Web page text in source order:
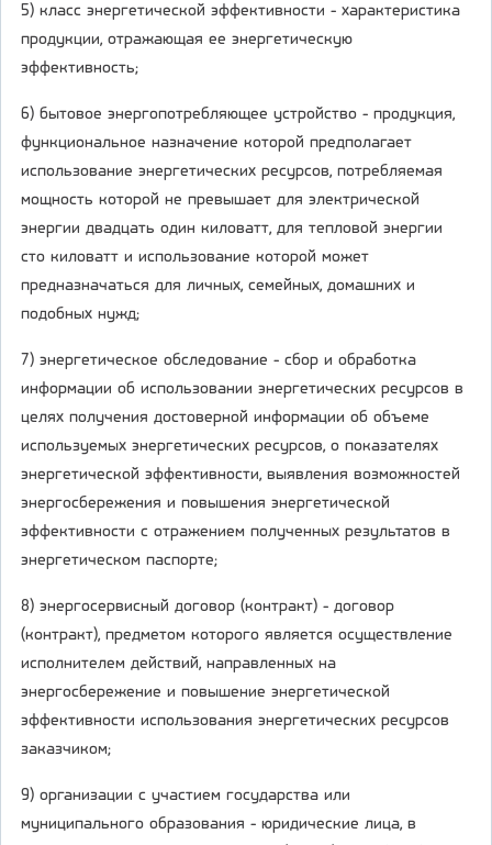
5) класс энергетической эффективности - характеристика
продукции, отражающая ее энергетическую
эффективность;
6) бытовое энергопотребляющее устройство - продукция,
функциональное назначение которой предполагает
использование энергетических ресурсов, потребляемая
мощность которой не превышает для электрической
энергии двадцать один киловатт, для тепловой энергии
сто киловатт и использование которой может
предназначаться для личных, семейных, домашних и
подобных нужд;
7) энергетическое обследование - сбор и обработка
информации об использовании энергетических ресурсов в
целях получения достоверной информации об объеме
используемых энергетических ресурсов, о показателях
энергетической эффективности, выявления возможностей
энергосбережения и повышения энергетической
эффективности с отражением полученных результатов в
энергетическом паспорте;
8) энергосервисный договор (контракт) - договор
(контракт), предметом которого является осуществление
исполнителем действий, направленных на
энергосбережение и повышение энергетической
эффективности использования энергетических ресурсов
заказчиком;
9) организации с участием государства или
муниципального образования - юридические лица, в